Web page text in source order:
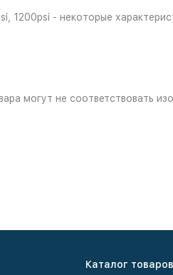
1200psi - некоторые
могут не соответствовать
Каталог товаров